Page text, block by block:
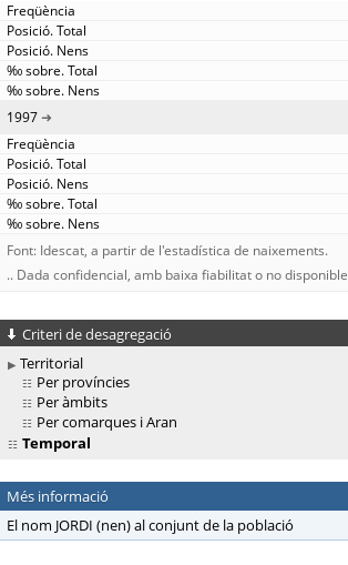
1997
Font: Idescat, a partir de l'estadística de naixements.
.. Dada confidencial, amb baixa fiabilitat o no disponible
Criteri de desagregació
Territorial
Per províncies
Per àmbits
Per comarques i Aran
Temporal
Més informació
El nom JORDI (nen) al conjunt de la població